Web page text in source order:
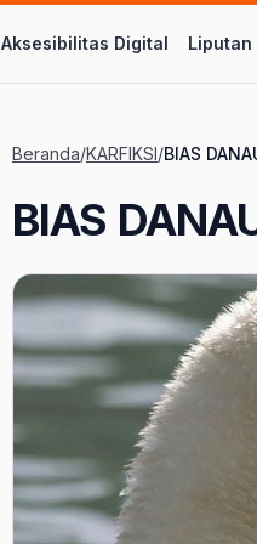
Aksesibilitas Digital Liputan
Beranda/KARFIKSI/BIAS
BIAS